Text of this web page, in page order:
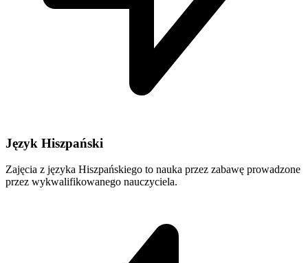
Język Hiszpański
Zajęcia z języka Hiszpańskiego to nauka przez zabawę prowadzone
przez wykwalifikowanego nauczyciela.